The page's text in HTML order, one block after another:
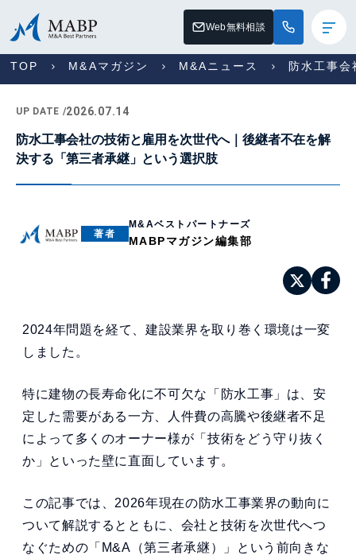
Web無料相談
TOP M&Aマガジン M&Aニュース 防水工事
UP DATE /2026.07.14
防水工事会社の技術と雇用を次世代へ｜後継者不在を解
決する「第三者承継」という選択肢
著者
M&Aベストパートナーズ
MABPマガジン編集部
2024年問題を経て、建設業界を取り巻く環境は一変
しました。
特に建物の長寿命化に不可欠な「防水工事」は、安
定した需要がある一方、人件費の高騰や後継者不足
によって多くのオーナー様が「技術をどう守り抜く
か」といった壁に直面しています。
この記事では、2026年現在の防水工事業界の動向に
ついて解説するとともに、会社と技術を次世代へつ
なぐための「M&A（第三者承継）」という前向きな